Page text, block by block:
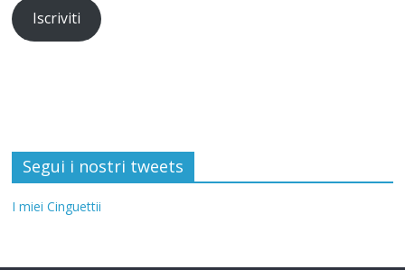
Iscriviti
Segui i nostri tweets
I miei Cinguettii